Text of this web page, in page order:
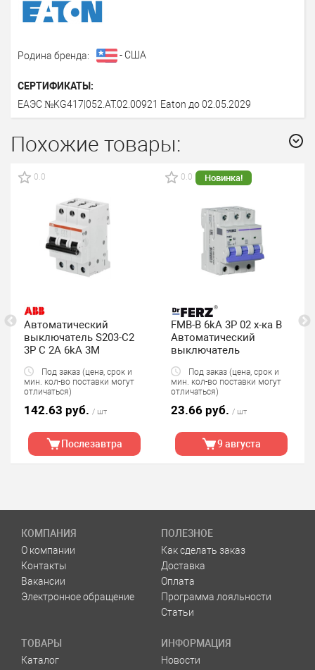
Родина бренда: - США
СЕРТИФИКАТЫ:
ЕАЭС №KG417|052.AT.02.00921 Eaton до 02.05.2029
Похожие товары:
0.0
Автоматический
выключатель S203-C2
3P C 2A 6kA 3M
Под заказ (цена, срок и
мин. кол-во поставки могут
отличаться)
142.63 руб. / шт
Послезавтра
0.0 Новинка!
FMB-B 6kA 3P 02 х-ка B
Автоматический
выключатель
Под заказ (цена, срок и
мин. кол-во поставки могут
отличаться)
23.66 руб. / шт
9 августа
КОМПАНИЯ
О компании
Контакты
Вакансии
Электронное обращение
ПОЛЕЗНОЕ
Как сделать заказ
Доставка
Оплата
Программа лояльности
Статьи
ТОВАРЫ
Каталог
ИНФОРМАЦИЯ
Новости